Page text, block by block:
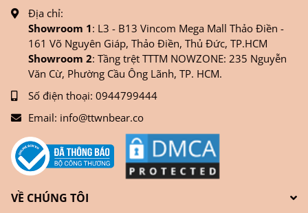
Địa chỉ:
Showroom 1: L3 - B13 Vincom Mega Mall Thảo Điền -
161 Võ Nguyên Giáp, Thảo Điền, Thủ Đức, TP.HCM
Showroom 2: Tầng trệt TTTM NOWZONE: 235 Nguyễn
Văn Cừ, Phường Cầu Ông Lãnh, TP. HCM.
Số điện thoại: 0944799444
Email: info@ttwnbear.co
VỀ CHÚNG TÔI